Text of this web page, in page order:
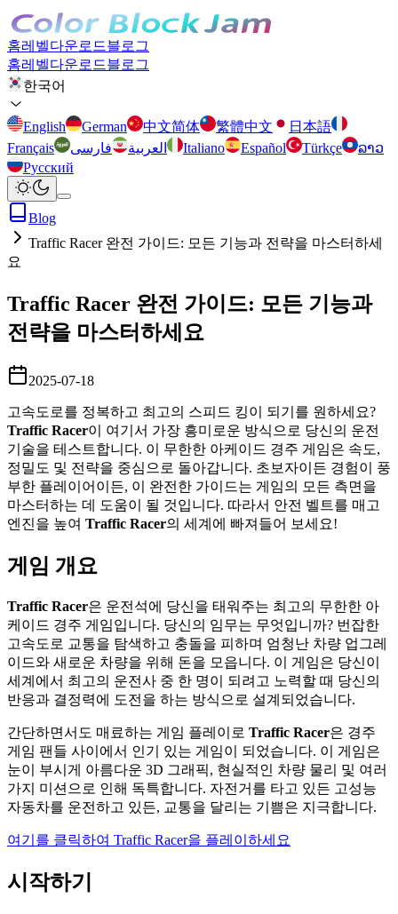
홈레벨다운로드블로그
홈레벨다운로드블로그
한국어
English German 中文简体 繁體中文
日本語
Français
العربية فارسی Italiano Español Türkçe
ລາວ
Русский
Blog
Traffic Racer 완전 가이드: 모든 기능과 전략을 마스터하세
요
Traffic Racer 완전 가이드: 모든 기능과
전략을 마스터하세요
2025-07-18
고속도로를 정복하고 최고의 스피드 킹이 되기를 원하세요?
Traffic Racer이 여기서 가장 흥미로운 방식으로 당신의 운전
기술을 테스트합니다. 이 무한한 아케이드 경주 게임은 속도,
정밀도 및 전략을 중심으로 돌아갑니다. 초보자이든 경험이 풍
부한 플레이어이든, 이 완전한 가이드는 게임의 모든 측면을
마스터하는 데 도움이 될 것입니다. 따라서 안전 벨트를 매고
엔진을 높여 Traffic Racer의 세계에 빠져들어 보세요!
게임 개요
Traffic Racer은 운전석에 당신을 태워주는 최고의 무한한 아
케이드 경주 게임입니다. 당신의 임무는 무엇입니까? 번잡한
고속도로 교통을 탐색하고 충돌을 피하며 엄청난 차량 업그레
이드와 새로운 차량을 위해 돈을 모읍니다. 이 게임은 당신이
세계에서 최고의 운전사 중 한 명이 되려고 노력할 때 당신의
반응과 결정력에 도전을 하는 방식으로 설계되었습니다.
간단하면서도 매료하는 게임 플레이로 Traffic Racer은 경주
게임 팬들 사이에서 인기 있는 게임이 되었습니다. 이 게임은
눈이 부시게 아름다운 3D 그래픽, 현실적인 차량 물리 및 여러
가지 미션으로 인해 독특합니다. 자전거를 타고 있든 고성능
자동차를 운전하고 있든, 교통을 달리는 기쁨은 지극합니다.
여기를 클릭하여 Traffic Racer을 플레이하세요
시작하기